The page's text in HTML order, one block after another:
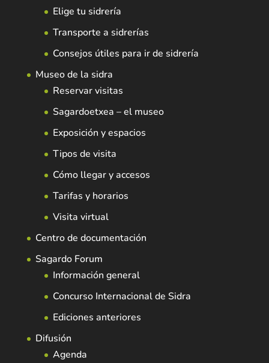
Elige tu sidrería
Transporte a sidrerías
Consejos útiles para ir de sidrería
Museo de la sidra
Reservar visitas
Sagardoetxea – el museo
Exposición y espacios
Tipos de visita
Cómo llegar y accesos
Tarifas y horarios
Visita virtual
Centro de documentación
Sagardo Forum
Información general
Concurso Internacional de Sidra
Ediciones anteriores
Difusión
Agenda